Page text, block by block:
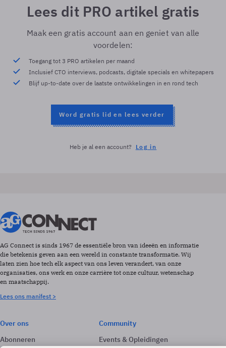
Lees dit PRO artikel gratis
Maak een gratis account aan en geniet van alle
voordelen:
Toegang tot 3 PRO artikelen per maand
Inclusief CTO interviews, podcasts, digitale specials en whitepapers
Blijf up-to-date over de laatste ontwikkelingen in en rond tech
Word gratis lid en lees verder
Heb je al een account? Log in
AG Connect is sinds 1967 de essentiële bron van ideeën en informatie
die betekenis geven aan een wereld in constante transformatie. Wij
laten zien hoe tech elk aspect van ons leven verandert, van onze
organisaties, ons werk en onze carrière tot onze cultuur, wetenschap
en maatschappij.
Lees ons manifest >
Over ons
Abonneren
Community
Events & Opleidingen